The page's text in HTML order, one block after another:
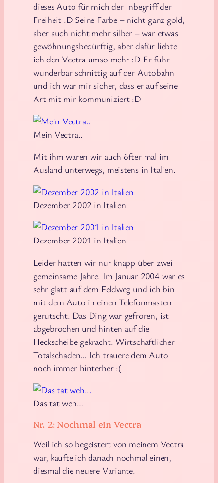
dieses Auto für mich der Inbegriff der
Freiheit :D Seine Farbe – nicht ganz gold,
aber auch nicht mehr silber – war etwas
gewöhnungsbedürftig, aber dafür liebte
ich den Vectra umso mehr :D Er fuhr
wunderbar schnittig auf der Autobahn
und ich war mir sicher, dass er auf seine
Art mit mir kommuniziert :D
Mein Vectra..
Mit ihm waren wir auch öfter mal im
Ausland unterwegs, meistens in Italien.
Dezember 2002 in Italien
Dezember 2001 in Italien
Leider hatten wir nur knapp über zwei
gemeinsame Jahre. Im Januar 2004 war es
sehr glatt auf dem Feldweg und ich bin
mit dem Auto in einen Telefonmasten
gerutscht. Das Ding war gefroren, ist
abgebrochen und hinten auf die
Heckscheibe gekracht. Wirtschaftlicher
Totalschaden… Ich trauere dem Auto
noch immer hinterher :(
Das tat weh…
Nr. 2: Nochmal ein Vectra
Weil ich so begeistert von meinem Vectra
war, kaufte ich danach nochmal einen,
diesmal die neuere Variante.